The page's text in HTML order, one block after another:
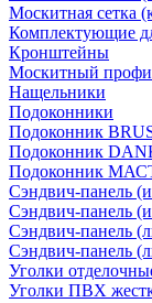
Москитная сетка
Комплектующие
Кронштейны
Москитный
Нащельники
Подоконники
Подоконник
Подоконник
Подоконник
Сэндвич-панель
Сэндвич-панель
Сэндвич-панель
Сэндвич-панель
Уголки
Уголки ПВХ